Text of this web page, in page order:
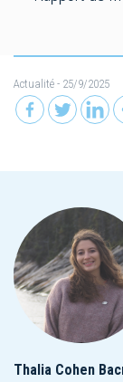
Actualité - 25/9/2025
Thalia Cohen